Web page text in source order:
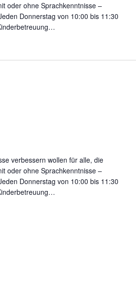
oder ohne Sprachkenntnisse –
Donnerstag von 10:00 bis 11:30
verbessern wollen für alle, die
oder ohne Sprachkenntnisse –
Donnerstag von 10:00 bis 11:30